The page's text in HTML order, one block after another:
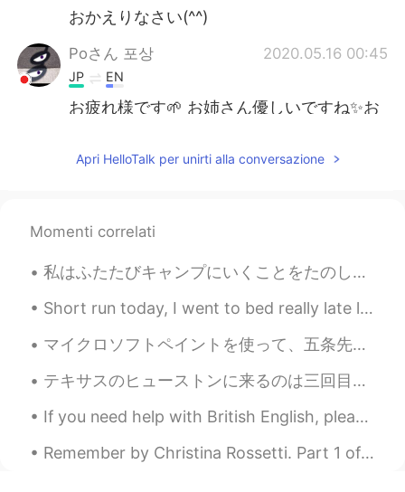
おかえりなさい(^^)
Poさん 포상 2020.05.16 00:45
JP EN
お疲れ様です🌱 お姉さん優しいですね✨お
Ruka 2020.05.16 00:44
とが、難しくなっちゃいましたよね。 頑張
Apri HelloTalk per unirti alla conversazione
Momenti correlati
私はふたたびキャンプにいくことをたのしみにしていました。- I was thrilled to go camping again! ⛺ This is the start of a journ...
Short run today, I went to bed really late last night 😂 so tired today!! Might go for a walk late...
マイクロソフトペイントを使って、五条先生を描いた！( • ̀ω•́ ) 私は五条先生の好きな言葉は、「領域展開「無量空処」」とか「無下限」の「術式順転「蒼」」、「術式反転「赫」」、「虚式「むら...
テキサスのヒューストンに来るのは三回目です。でも、この場所に来るのは初めてです。橋から風景写真を撮りました。数フィート先に、Jaime Plensa先生の「Tolerance Sculpture...
If you need help with British English, please add me as a friend and ask me any questions here, o...
Remember by Christina Rossetti. Part 1 of 2. Remember me when I am gone away, Gone far...